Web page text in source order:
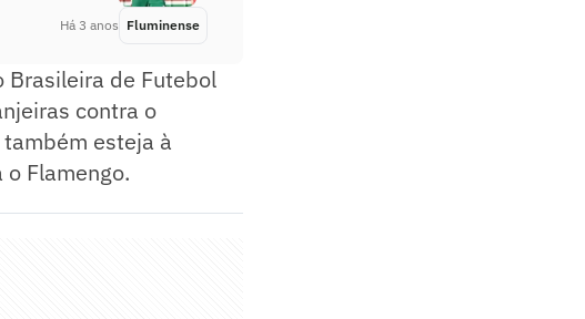
Há 3 anos Fluminense
Brasileira de Futebol
contra o
esteja à
Flamengo.